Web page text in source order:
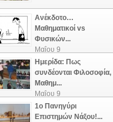
Ανέκδοτο…
Μαθηματικοί vs
Φυσικών...
Μαΐου 9
Ημερίδα: Πως
συνδέονται Φιλοσοφία,
Μαθημ...
Μαΐου 9
1ο Πανηγύρι
Επιστημών Νάξου!...